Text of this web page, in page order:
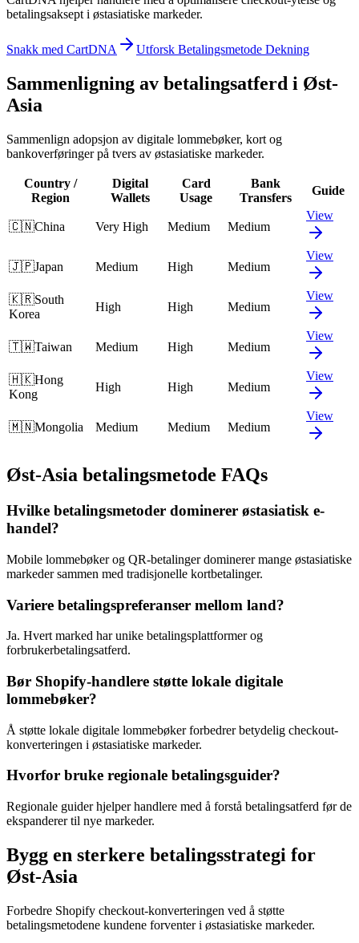
betalingsaksept i østasiatiske markeder.
Snakk med CartDNA Utforsk Betalingsmetode Dekning
Sammenligning av betalingsatferd i Øst-
Asia
Sammenlign adopsjon av digitale lommebøker, kort og
bankoverføringer på tvers av østasiatiske markeder.
Country /
Region
Digital
Wallets
Card
Usage
Bank
Transfers
Guide
🇨🇳China Very High Medium Medium
View
🇯🇵Japan Medium High Medium
View
🇰🇷South
Korea
High High Medium
View
🇹🇼Taiwan Medium High Medium
View
🇭🇰Hong
Kong
High High Medium
View
🇲🇳Mongolia Medium Medium Medium
View
Øst-Asia betalingsmetode FAQs
Hvilke betalingsmetoder dominerer østasiatisk e-
handel?
Mobile lommebøker og QR-betalinger dominerer mange østasiatiske
markeder sammen med tradisjonelle kortbetalinger.
Variere betalingspreferanser mellom land?
Ja. Hvert marked har unike betalingsplattformer og
forbrukerbetalingsatferd.
Bør Shopify-handlere støtte lokale digitale
lommebøker?
Å støtte lokale digitale lommebøker forbedrer betydelig checkout-
konverteringen i østasiatiske markeder.
Hvorfor bruke regionale betalingsguider?
Regionale guider hjelper handlere med å forstå betalingsatferd før de
ekspanderer til nye markeder.
Bygg en sterkere betalingsstrategi for
Øst-Asia
Forbedre Shopify checkout-konverteringen ved å støtte
betalingsmetodene kundene forventer i østasiatiske markeder.